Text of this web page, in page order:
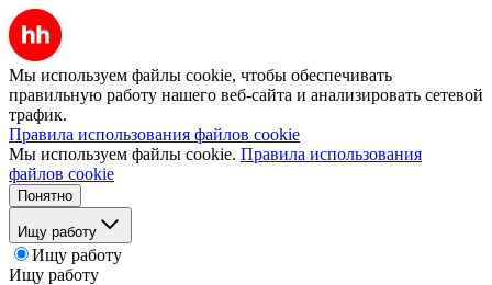
Мы используем файлы cookie, чтобы обеспечивать
правильную работу нашего веб-сайта и анализировать сетевой
трафик.
Правила использования файлов cookie
Мы используем файлы cookie. Правила использования
файлов cookie
Понятно
Ищу работу
Ищу работу
Ищу работу